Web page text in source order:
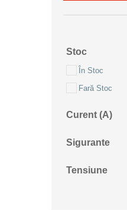
Stoc
În Stoc
Fară Stoc
Curent (A)
Sigurante
Tensiune